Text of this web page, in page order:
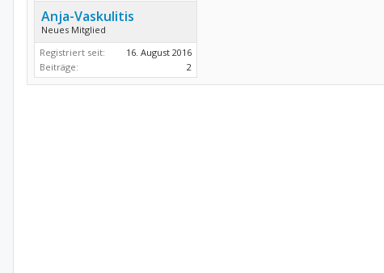
Anja-Vaskulitis
Neues Mitglied
Registriert seit:
16. August 2016
Beiträge:
2